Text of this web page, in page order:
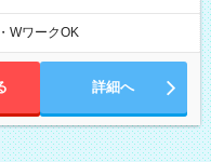
ください。 ※残業は原則あり
WワークOK
詳細へ